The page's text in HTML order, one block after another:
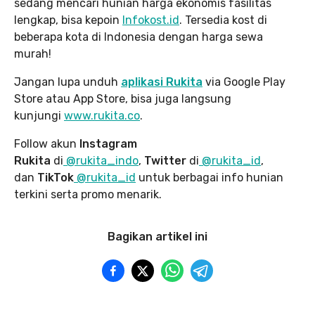
sedang mencari hunian harga ekonomis fasilitas
lengkap, bisa kepoin Infokost.id. Tersedia kost di
beberapa kota di Indonesia dengan harga sewa
murah!
Jangan lupa unduh aplikasi Rukita via Google Play
Store atau App Store, bisa juga langsung
kunjungi www.rukita.co.
Follow akun Instagram
Rukita di @rukita_indo, Twitter di @rukita_id,
dan TikTok @rukita_id untuk berbagai info hunian
terkini serta promo menarik.
Bagikan artikel ini